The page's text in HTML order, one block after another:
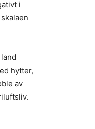
i
hytter,
av